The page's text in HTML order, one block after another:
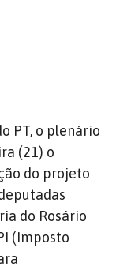
PT, o plenário
(21) o
do projeto
do Rosário
(Imposto